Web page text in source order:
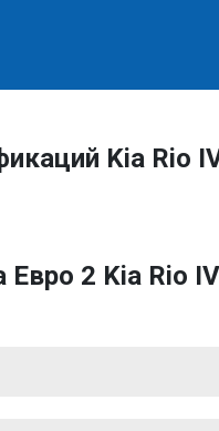
Kia Rio
2 Kia Rio